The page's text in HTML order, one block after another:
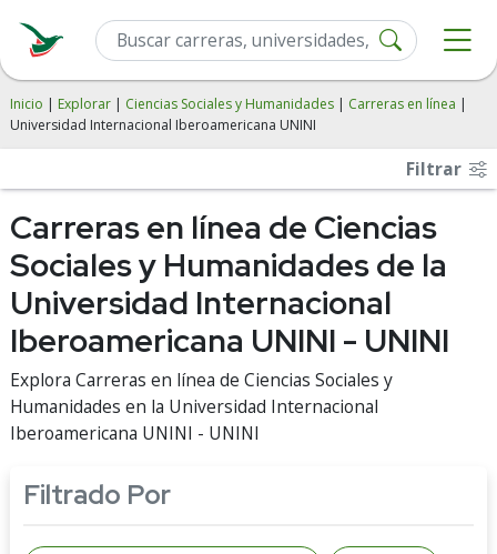
Inicio | Explorar | Ciencias Sociales y Humanidades | Carreras en línea |
Universidad Internacional Iberoamericana UNINI
Filtrar
Carreras en línea de Ciencias
Sociales y Humanidades de la
Universidad Internacional
Iberoamericana UNINI - UNINI
Explora Carreras en línea de Ciencias Sociales y
Humanidades en la Universidad Internacional
Iberoamericana UNINI - UNINI
Filtrado Por